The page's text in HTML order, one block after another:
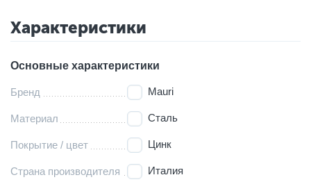
Характеристики
Основные характеристики
Бренд Mauri
Материал Сталь
Покрытие / цвет Цинк
Страна производителя Италия